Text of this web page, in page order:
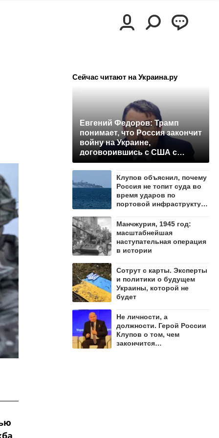
Сейчас читают на Украина.ру
Евгений Федоров: Трамп
понимает, что Россия закончит
войну на Украине,
договорившись с США с
позиции силы
Клупов объяснил, почему
Россия не топит суда во
время ударов по
портовой инфраструктуре
Манчжурия, 1945 год:
масштабнейшая
наступательная операция
в истории
Сотрут с карты. Эксперты
и политики о будущем
Украины, которой не
будет
Не личности, а
должности. Герой России
Клупов о том, чем
закончится